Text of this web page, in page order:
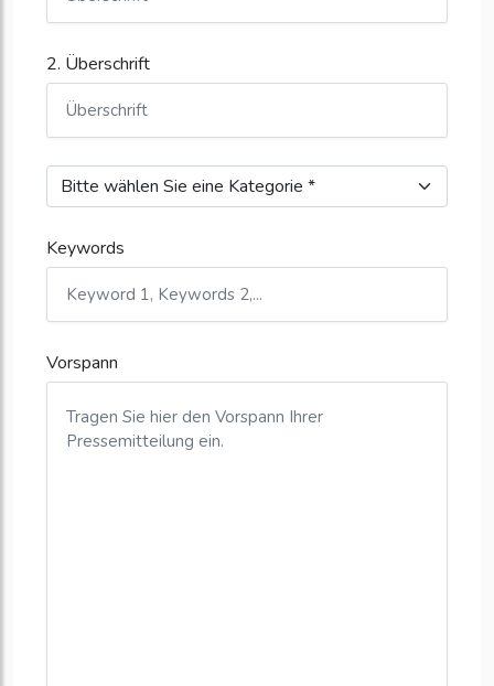
2. Überschrift
Keywords
Vorspann